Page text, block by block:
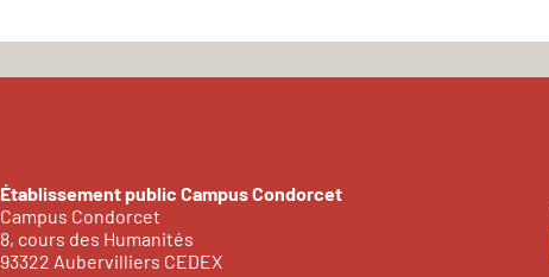
Établissement public Campus Condorcet
Campus Condorcet
8, cours des Humanités
93322 Aubervilliers CEDEX